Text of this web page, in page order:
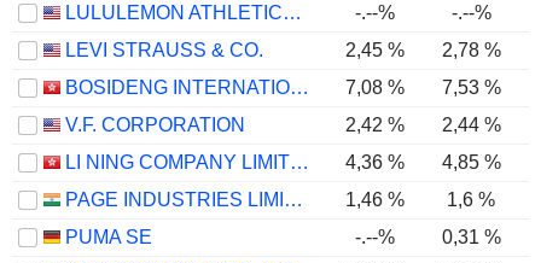
LULULEMON ATHLETICA INC.
-.--% -.--%
LEVI STRAUSS & CO.
2,45 % 2,78 %
BOSIDENG INTERNATIONAL HOLDINGS LIMITED
7,08 % 7,53 %
V.F. CORPORATION
2,42 %
2,44 %
LI NING COMPANY LIMITED
4,36 % 4,85 %
PAGE INDUSTRIES LIMITED
1,46 % 1,6 %
PUMA SE
-.--%
0,31 %